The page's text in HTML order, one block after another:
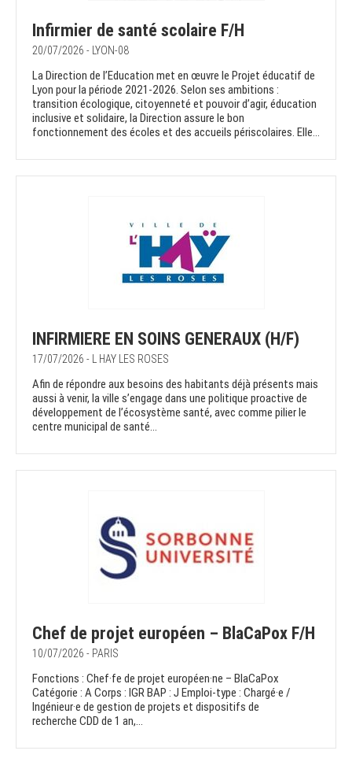
Infirmier de santé scolaire F/H
20/07/2026 - LYON-08
La Direction de l’Education met en œuvre le Projet éducatif de
Lyon pour la période 2021-2026. Selon ses ambitions :
transition écologique, citoyenneté et pouvoir d’agir, éducation
inclusive et solidaire, la Direction assure le bon
fonctionnement des écoles et des accueils périscolaires. Elle...
INFIRMIERE EN SOINS GENERAUX (H/F)
17/07/2026 - L HAY LES ROSES
Afin de répondre aux besoins des habitants déjà présents mais
aussi à venir, la ville s’engage dans une politique proactive de
développement de l’écosystème santé, avec comme pilier le
centre municipal de santé...
Chef de projet européen – BlaCaPox F/H
10/07/2026 - PARIS
Fonctions : Chef·fe de projet européen·ne – BlaCaPox
Catégorie : A Corps : IGR BAP : J Emploi-type : Chargé·e /
Ingénieur·e de gestion de projets et dispositifs de
recherche CDD de 1 an,...